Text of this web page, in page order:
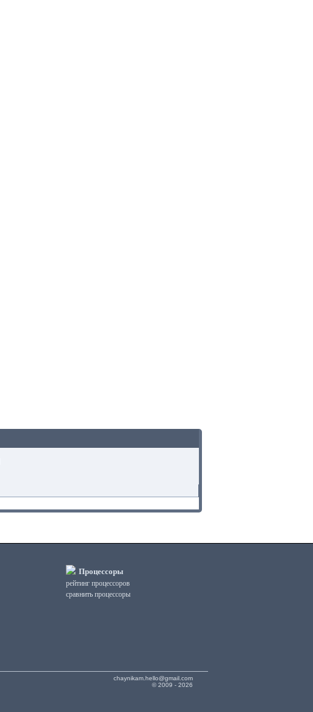
Процессоры
рейтинг процессоров
сравнить процессоры
chaynikam.hello@gmail.com
© 2009 - 2026